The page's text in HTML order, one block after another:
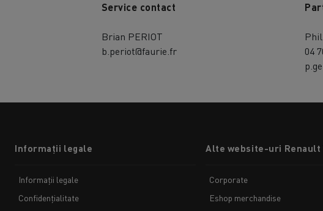
Service contact
Brian PERIOT
b.periot@faurie.fr
04
menuInformații legale
Informații legale
Confidențialitate
Alte website-uri Renault
Corporate
Eshop merchandise